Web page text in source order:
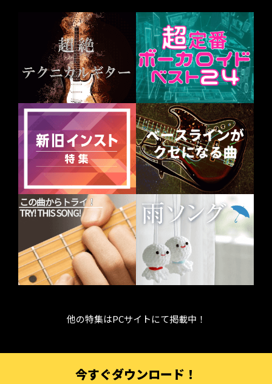
他の特集はPCサイトにて掲載中！
今すぐダウンロード！